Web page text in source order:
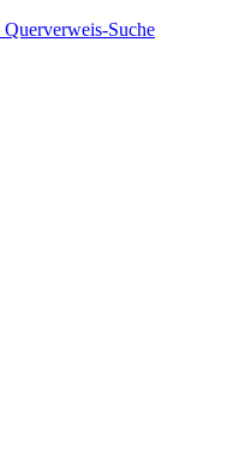
Querverweis-Suche